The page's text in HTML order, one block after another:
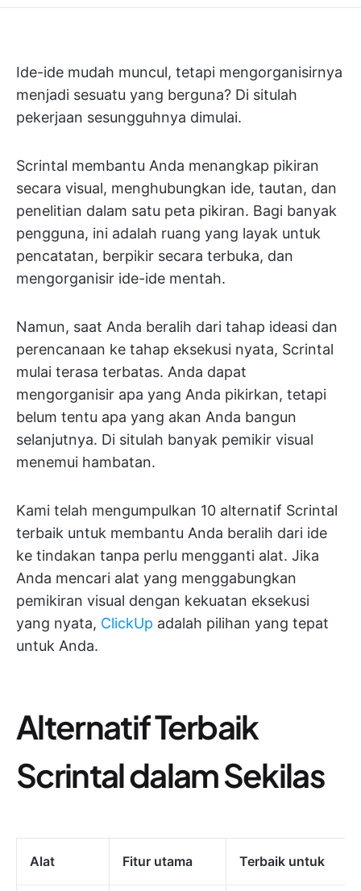
Ide-ide mudah muncul, tetapi mengorganisirnya
menjadi sesuatu yang berguna? Di situlah
pekerjaan sesungguhnya dimulai.
Scrintal membantu Anda menangkap pikiran
secara visual, menghubungkan ide, tautan, dan
penelitian dalam satu peta pikiran. Bagi banyak
pengguna, ini adalah ruang yang layak untuk
pencatatan, berpikir secara terbuka, dan
mengorganisir ide-ide mentah.
Namun, saat Anda beralih dari tahap ideasi dan
perencanaan ke tahap eksekusi nyata, Scrintal
mulai terasa terbatas. Anda dapat
mengorganisir apa yang Anda pikirkan, tetapi
belum tentu apa yang akan Anda bangun
selanjutnya. Di situlah banyak pemikir visual
menemui hambatan.
Kami telah mengumpulkan 10 alternatif Scrintal
terbaik untuk membantu Anda beralih dari ide
ke tindakan tanpa perlu mengganti alat. Jika
Anda mencari alat yang menggabungkan
pemikiran visual dengan kekuatan eksekusi
yang nyata, ClickUp adalah pilihan yang tepat
untuk Anda.
Alternatif Terbaik
Scrintal dalam Sekilas
Alat Fitur utama Terbaik untuk